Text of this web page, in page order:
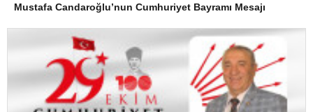
Mustafa Candaroğlu’nun Cumhuriyet Bayramı Mesajı